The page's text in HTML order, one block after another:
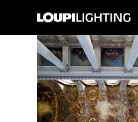
CHAPELLE ROYALE
CHAPELLE
ROYALE